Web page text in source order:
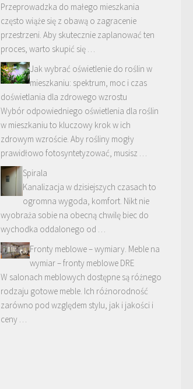
Przeprowadzka do małego mieszkania
często wiąże się z obawą o zagracenie
przestrzeni. Aby skutecznie zaplanować ten
proces, warto skupić się …
Jak wybrać oświetlenie do roślin w
mieszkaniu: spektrum, moc i czas
doświetlania dla zdrowego wzrostu
Wybór odpowiedniego oświetlenia dla roślin
w mieszkaniu to kluczowy krok w ich
zdrowym wzroście. Aby rośliny mogły
prawidłowo fotosyntetyzować, musisz …
Spirala
Kanalizacja w dzisiejszych czasach to
ogromna wygoda, komfort. Nikt nie
wyobraża sobie na obecną chwilę biec do
wychodka oddalonego od …
Fronty meblowe – wymiary. Meble na
wymiar – fronty meblowe DRE
W salonach meblowych dostępne są różnego
rodzaju gotowe meble. Ich różnorodność
zarówno pod względem stylu, jak i jakości i
ceny …